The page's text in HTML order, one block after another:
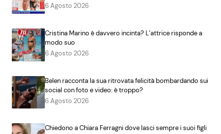
6 Agosto 2026
Cristina Marino è davvero incinta? L’attrice risponde a
modo suo
6 Agosto 2026
Belen racconta la sua ritrovata felicità bombardando sui
social con foto e video: è troppo?
6 Agosto 2026
Chiedono a Chiara Ferragni dove lasci sempre i suoi figli